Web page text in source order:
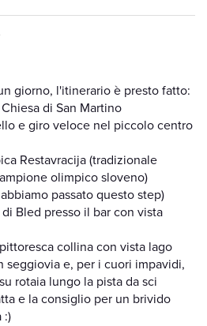
giorno, l'itinerario è presto fatto:
di San Martino
e giro veloce nel piccolo centro
Restavracija (tradizionale
olimpico sloveno)
passato questo step)
Bled presso il bar con vista
collina con vista lago
seggiovia e, per i cuori impavidi,
rotaia lungo la pista da sci
e la consiglio per un brivido
:)